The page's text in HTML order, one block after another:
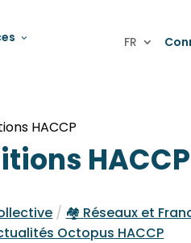
FR
HACCP
HACCP
/ 🏘️ Réseaux et
Octopus HACCP